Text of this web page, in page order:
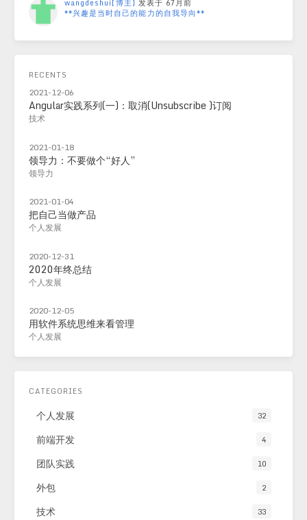
**兴趣是当时自己的能力的自我导向**
RECENTS
2021-12-06
Angular实践系列(一)：取消(Unsubscribe )订阅
技术
2021-01-18
领导力：不要做个“好人”
领导力
2021-01-04
把自己当做产品
个人发展
2020-12-31
2020年终总结
个人发展
2020-12-05
用软件系统思维来看管理
个人发展
CATEGORIES
个人发展 32
前端开发 4
团队实践 10
外包 2
技术 33